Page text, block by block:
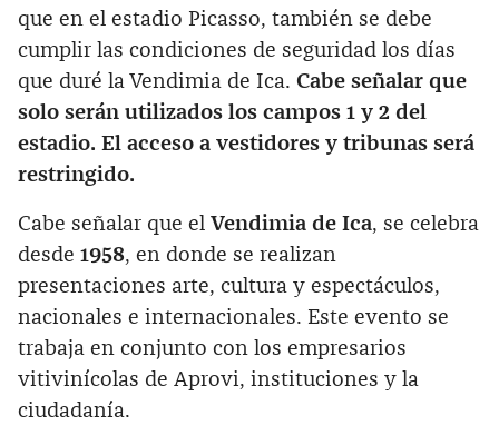
que en el estadio Picasso, también se debe
cumplir las condiciones de seguridad los días
que duré la Vendimia de Ica. Cabe señalar que
solo serán utilizados los campos 1 y 2 del
estadio. El acceso a vestidores y tribunas será
restringido.
Cabe señalar que el Vendimia de Ica, se celebra
desde 1958, en donde se realizan
presentaciones arte, cultura y espectáculos,
nacionales e internacionales. Este evento se
trabaja en conjunto con los empresarios
vitivinícolas de Aprovi, instituciones y la
ciudadanía.